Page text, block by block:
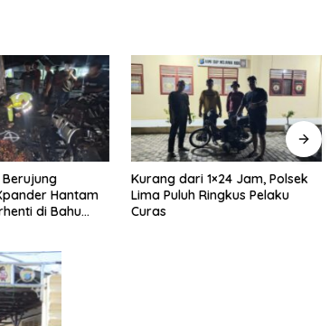
Kurang dari 1×24 Jam, Polsek
Lima Puluh Ringkus Pelaku
Curas
Satreskrim
Ungkap
Pelaku